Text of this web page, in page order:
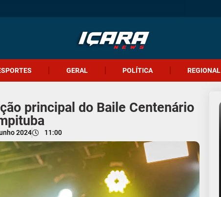
GERAL POLÍTICA REGIONAL
principal do Baile Centenário
2024 11:00